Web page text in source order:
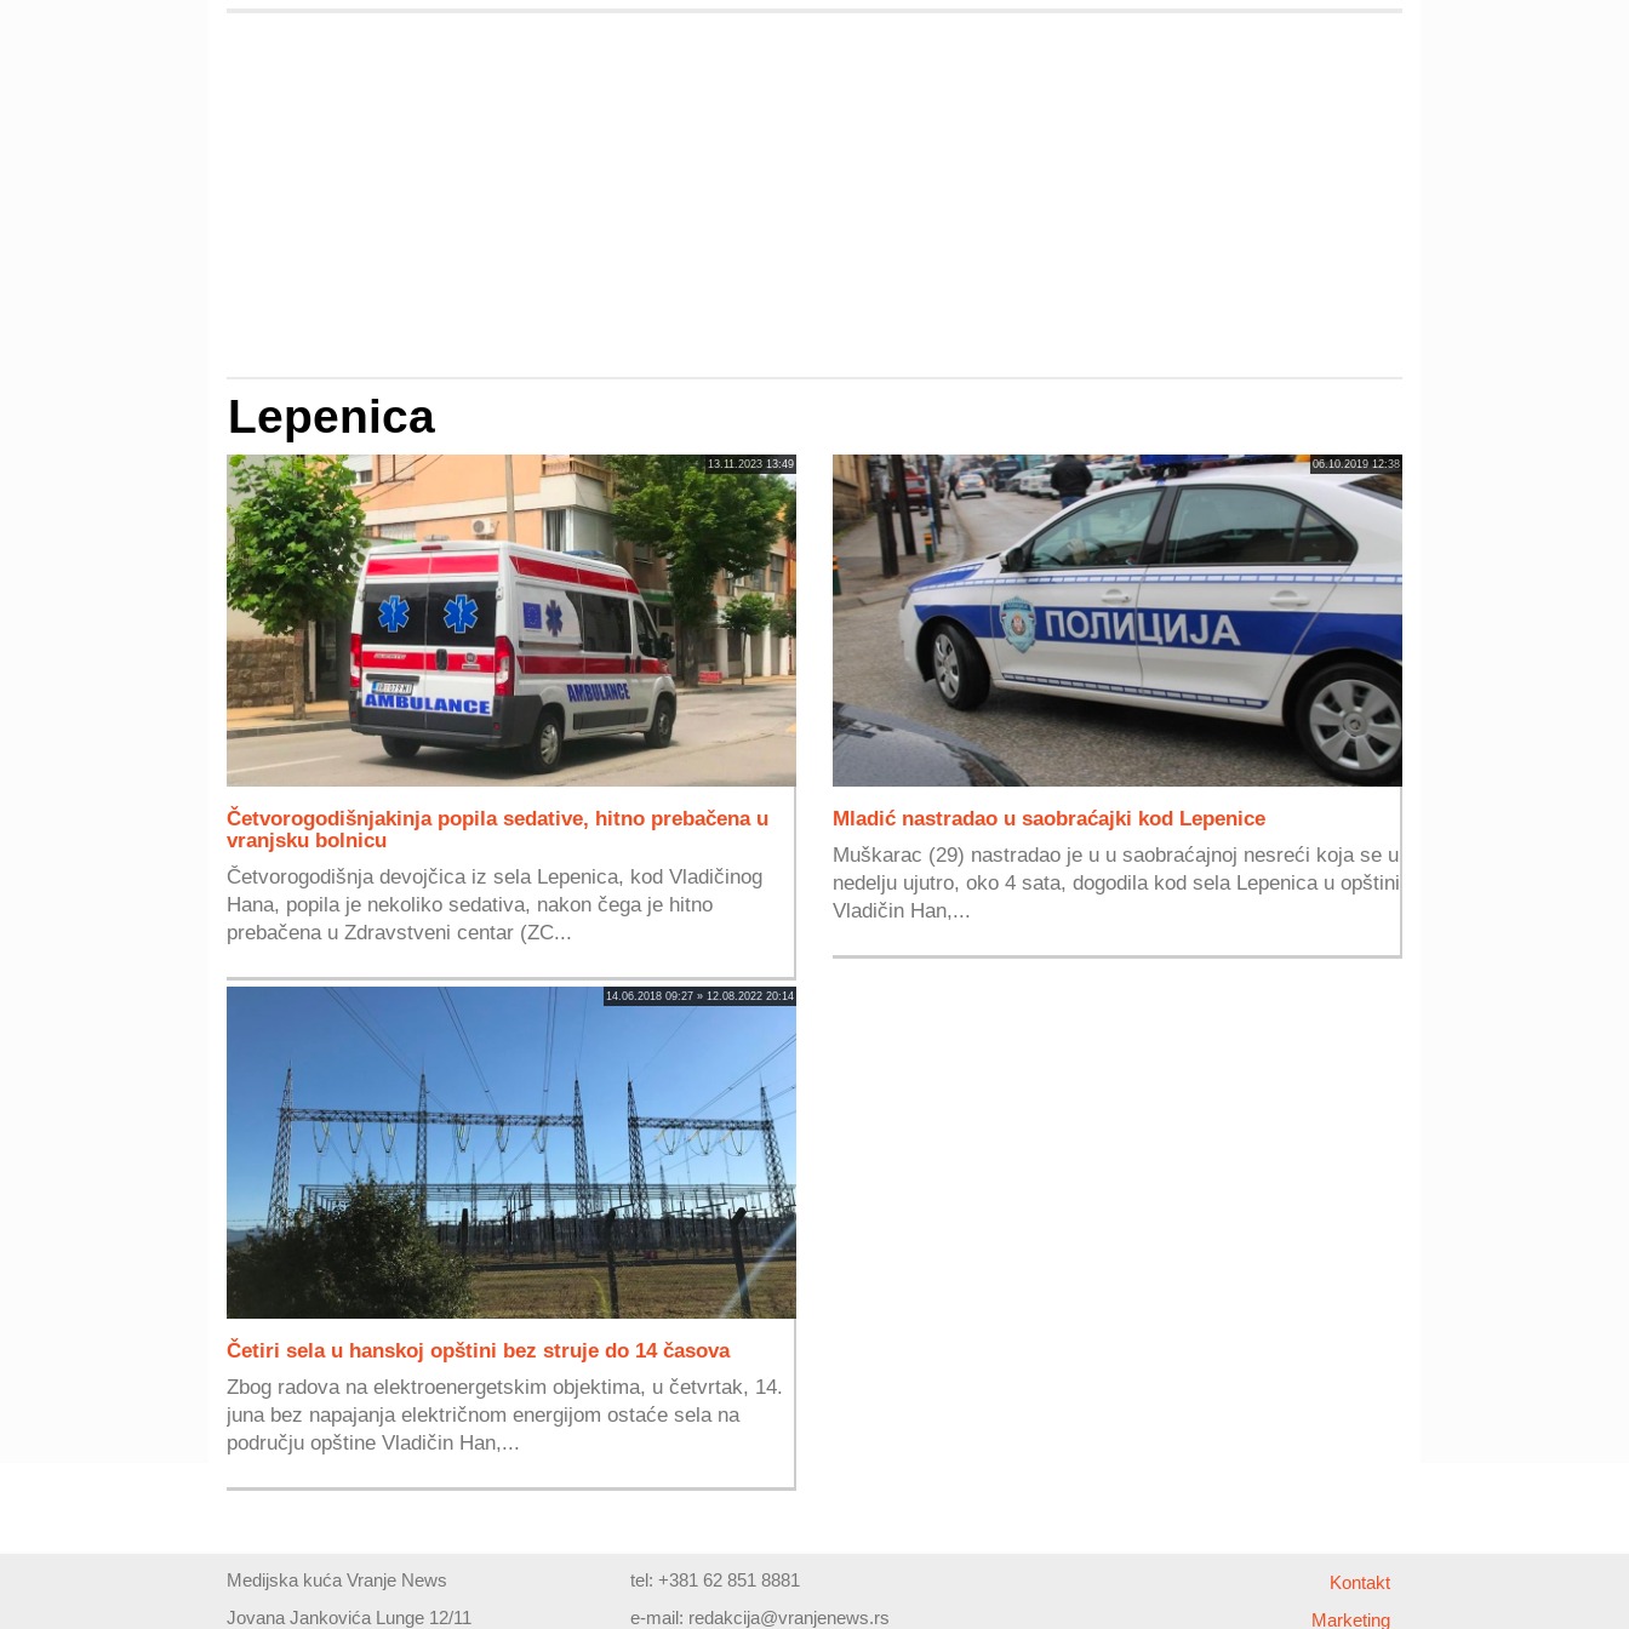
Lepenica
13.11.2023 13:49
Četvorogodišnjakinja popila sedative, hitno prebačena u
vranjsku bolnicu
Četvorogodišnja devojčica iz sela Lepenica, kod Vladičinog
Hana, popila je nekoliko sedativa, nakon čega je hitno
prebačena u Zdravstveni centar (ZC...
06.10.2019 12:38
Mladić nastradao u saobraćajki kod Lepenice
Muškarac (29) nastradao je u u saobraćajnoj nesreći koja se u
nedelju ujutro, oko 4 sata, dogodila kod sela Lepenica u opštini
Vladičin Han,...
14.06.2018 09:27 » 12.08.2022 20:14
Četiri sela u hanskoj opštini bez struje do 14 časova
Zbog radova na elektroenergetskim objektima, u četvrtak, 14.
juna bez napajanja električnom energijom ostaće sela na
području opštine Vladičin Han,...
Medijska kuća Vranje News
Jovana Jankovića Lunge 12/11
tel: +381 62 851 8881
e-mail: redakcija@vranjenews.rs
Kontakt
Marketing